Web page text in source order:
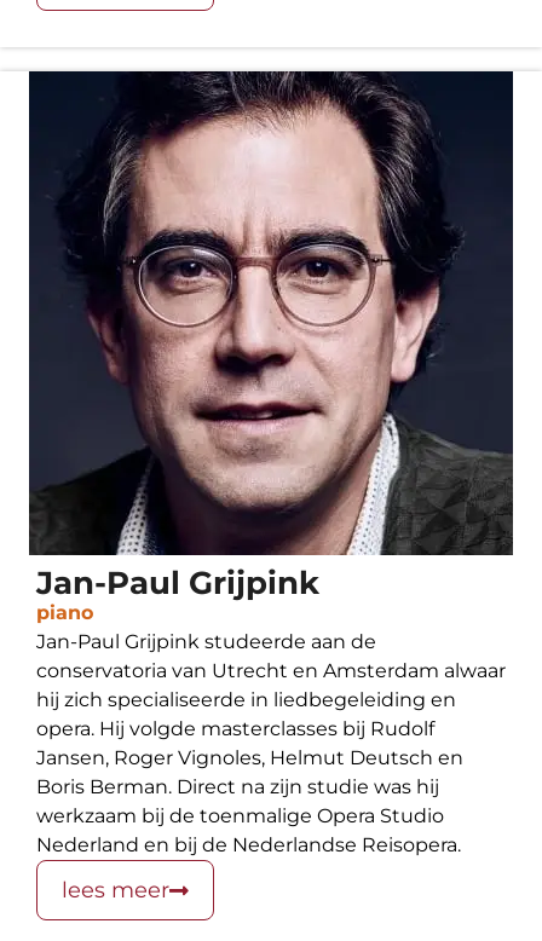
Jan-Paul Grijpink
piano
Jan-Paul Grijpink studeerde aan de
conservatoria van Utrecht en Amsterdam alwaar
hij zich specialiseerde in liedbegeleiding en
opera. Hij volgde masterclasses bij Rudolf
Jansen, Roger Vignoles, Helmut Deutsch en
Boris Berman. Direct na zijn studie was hij
werkzaam bij de toenmalige Opera Studio
Nederland en bij de Nederlandse Reisopera.
lees meer